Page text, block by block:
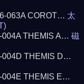
063A COROT… 太
004A THEMIS A…磁
004D THEMIS D…
004E THEMIS E…